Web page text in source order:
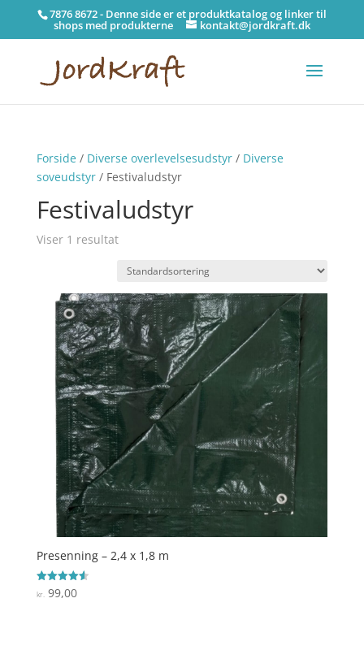
7876 8672 - Denne side er et produktkatalog og linker til
shops med produkterne kontakt@jordkraft.dk
Forside/ Diverse overlevelsesudstyr/ Diverse
soveudstyr/ Festivaludstyr
Festivaludstyr
Viser 1 resultat
Presenning – 2,4 x 1,8 m
Vurderet
4.6
kr. 99,00